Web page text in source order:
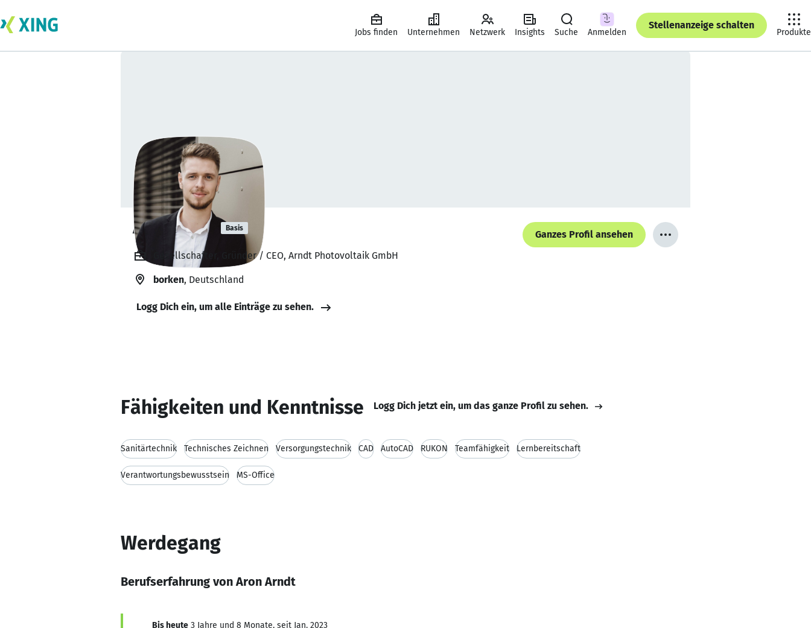
Jobs finden Unternehmen Netzwerk Insights Suche Anmelden
Stellenanzeige schalten
Produkte
Aron Arndt Basis
Ganzes Profil ansehen
Gesellschafter, Gründer / CEO, Arndt Photovoltaik GmbH
borken, Deutschland
Logg Dich ein, um alle Einträge zu sehen.
Fähigkeiten und Kenntnisse Logg Dich jetzt ein, um das ganze Profil zu sehen.
Sanitärtechnik Technisches Zeichnen Versorgungstechnik CAD AutoCAD RUKON Teamfähigkeit Lernbereitschaft
Verantwortungsbewusstsein MS-Office
Werdegang
Berufserfahrung von Aron Arndt
Bis heute 3 Jahre und 8 Monate, seit Jan. 2023